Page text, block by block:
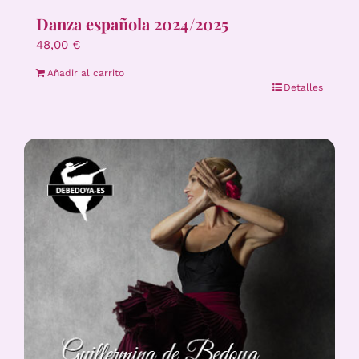
Danza española 2024/2025
48,00 €
Añadir al carrito
Detalles